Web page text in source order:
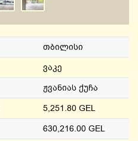
თბილისი
ვაკე
ჟვანიას ქუჩა
5,251.80 GEL
630,216.00 GEL